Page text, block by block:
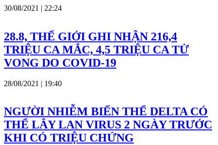
30/08/2021 | 22:24
28.8, THẾ GIỚI GHI NHẬN 216,4
TRIỆU CA MẮC, 4,5 TRIỆU CA TỬ
VONG DO COVID-19
28/08/2021 | 19:40
NGƯỜI NHIỄM BIẾN THỂ DELTA CÓ
THỂ LÂY LAN VIRUS 2 NGÀY TRƯỚC
KHI CÓ TRIỆU CHỨNG